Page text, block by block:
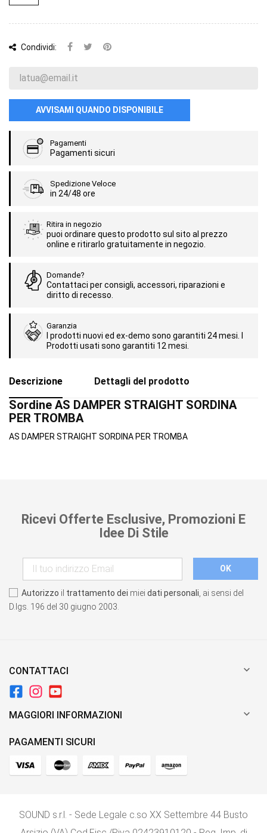
Condividi:
AVVISAMI QUANDO DISPONIBILE
Pagamenti
Pagamenti sicuri
Spedizione Veloce
in 24/48 ore
Ritira in negozio
puoi ordinare questo prodotto sul sito al prezzo
online e ritirarlo gratuitamente in negozio.
Domande?
Contattaci per consigli, accessori, riparazioni e
diritto di recesso.
Garanzia
I prodotti nuovi ed ex-demo sono garantiti 24 mesi. I
Prodotti usati sono garantiti 12 mesi.
Descrizione Dettagli del prodotto
Sordine AS DAMPER STRAIGHT SORDINA
PER TROMBA
AS DAMPER STRAIGHT SORDINA PER TROMBA
Ricevi Offerte Esclusive, Promozioni E
Idee Di Stile
Autorizzo il trattamento dei miei dati personali , ai sensi del
D.lgs. 196 del 30 giugno 2003.
CONTATTACI 
MAGGIORI INFORMAZIONI 
PAGAMENTI SICURI
SOUND s.r.l. - Sede Legale c.so XX Settembre 44 Busto